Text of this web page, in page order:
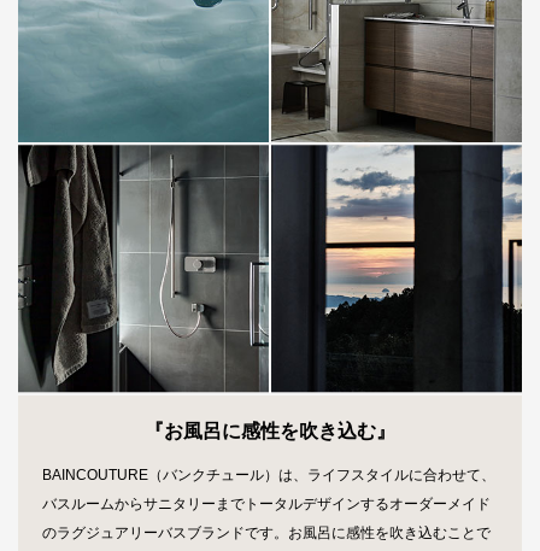
『お風呂に感性を吹き込む』
BAINCOUTURE（バンクチュール）は、ライフスタイルに合わせて、
バスルームからサニタリーまでトータルデザインするオーダーメイド
のラグジュアリーバスブランドです。お風呂に感性を吹き込むことで